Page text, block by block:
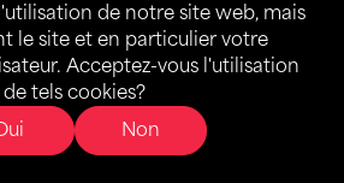
de notre site web, mais
le site et en particulier votre
Acceptez-vous l'utilisation
de tels cookies?
Non